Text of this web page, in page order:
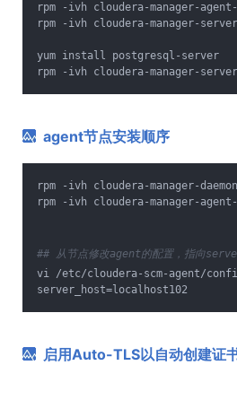
rpm -ivh cloudera-manager-
rpm -ivh cloudera-manager-
yum install postgresql-server
rpm -ivh cloudera-manager-
agent节点安装顺序
rpm -ivh cloudera-manager-
rpm -ivh cloudera-manager-
## 从节点修改agent的配置，指向
vi /etc/cloudera-scm-agent/
server_host=localhost102
启用Auto-TLS以自动创建证